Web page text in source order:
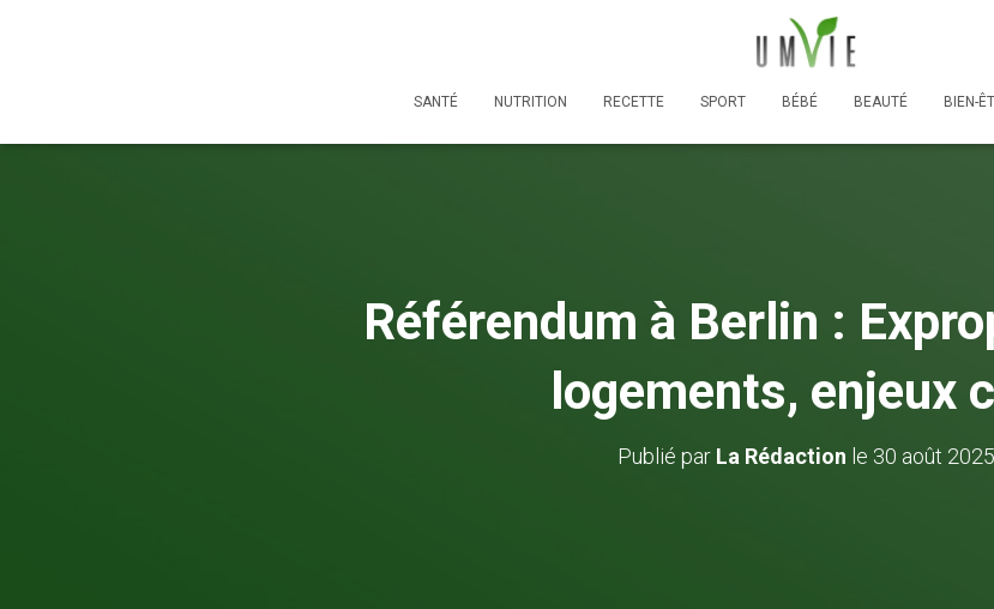
SANTÉ NUTRITION RECETTE SPORT BÉBÉ BEAUTÉ BIEN-
Référendum à Berlin :
logements, enjeux
Publié par La Rédaction le 30 août 2025